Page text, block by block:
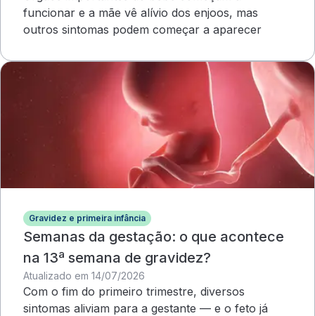
funcionar e a mãe vê alívio dos enjoos, mas
outros sintomas podem começar a aparecer
Gravidez e primeira infância
Semanas da gestação: o que acontece
na 13ª semana de gravidez?
Atualizado em 14/07/2026
Com o fim do primeiro trimestre, diversos
sintomas aliviam para a gestante — e o feto já